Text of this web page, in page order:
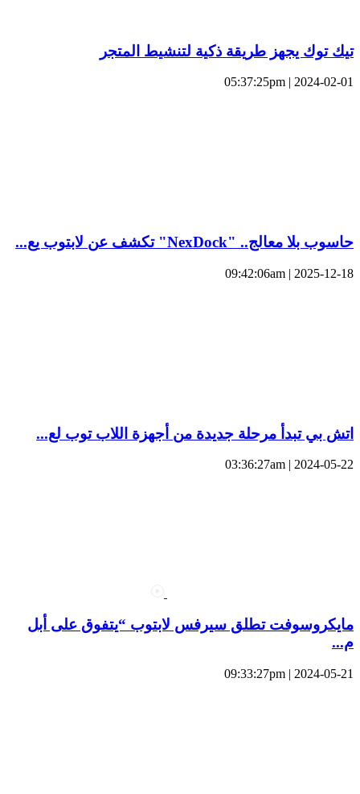
تيك توك يجهز طريقة ذكية لتنشيط المتجر
2024-02-01 | 05:37:25pm
حاسوب بلا معالج.. "NexDock" تكشف عن لابتوب يع...
2025-12-18 | 09:42:06am
اتش بي تبدأ مرحلة جديدة من أجهزة اللاب توب لع...
2024-05-22 | 03:36:27am
مايكروسوفت تطلق سيرفس لابتوب “يتفوق على أبل
م...
2024-05-21 | 09:33:27pm